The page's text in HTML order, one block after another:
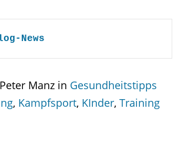
News
Manz in Gesundheitstipps
, Kampfsport, KInder, Training